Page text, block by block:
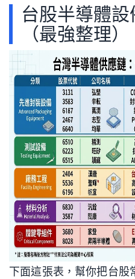
台股半導體
（最強整理）
下面這張表，幫你把台